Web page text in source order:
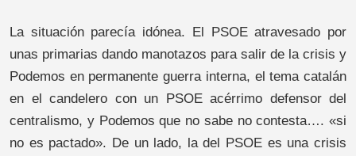
La situación parecía idónea. El PSOE atravesado por
unas primarias dando manotazos para salir de la crisis y
Podemos en permanente guerra interna, el tema catalán
en el candelero con un PSOE acérrimo defensor del
centralismo, y Podemos que no sabe no contesta…. «si
no es pactado». De un lado, la del PSOE es una crisis